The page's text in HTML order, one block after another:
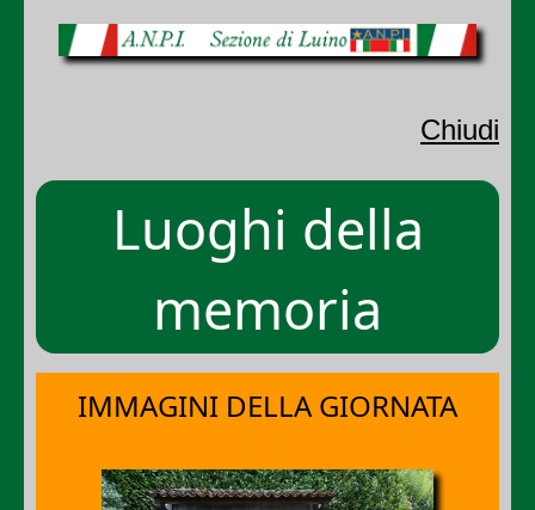
Chiudi
Luoghi della
memoria
IMMAGINI DELLA GIORNATA